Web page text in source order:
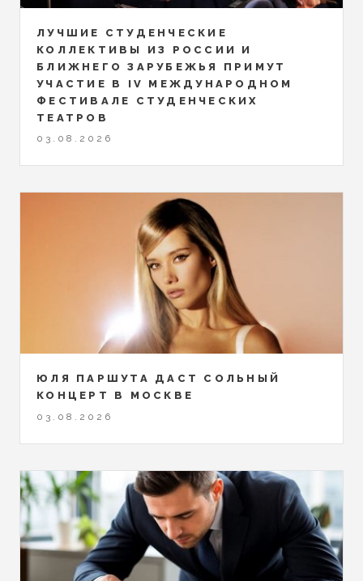
ЛУЧШИЕ СТУДЕНЧЕСКИЕ
КОЛЛЕКТИВЫ ИЗ РОССИИ И
БЛИЖНЕГО ЗАРУБЕЖЬЯ ПРИМУТ
УЧАСТИЕ В IV МЕЖДУНАРОДНОМ
ФЕСТИВАЛЕ СТУДЕНЧЕСКИХ
ТЕАТРОВ
03.08.2026
ЮЛЯ ПАРШУТА ДАСТ СОЛЬНЫЙ
КОНЦЕРТ В МОСКВЕ
03.08.2026